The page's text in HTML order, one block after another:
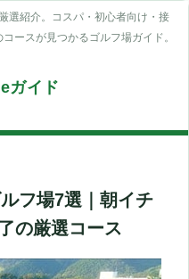
選紹介。コスパ・初心者向け・接
ースが見つかるゴルフ場ガイド。
ガイド
フ場7選｜朝イチ
の厳選コース